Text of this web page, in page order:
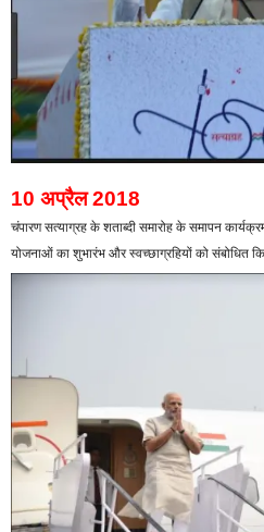
10 अप्रैल 2018
चंपारण सत्याग्रह के शताब्दी समारोह के समापन
योजनाओं का शुभारंभ और स्वच्छाग्रहियों को संबोधित